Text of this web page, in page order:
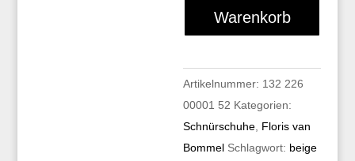
MengeWarenkorb
Artikelnummer: 132 226
00001 52 Kategorien:
Schnürschuhe Floris van
Bommel Schlagwort: beige